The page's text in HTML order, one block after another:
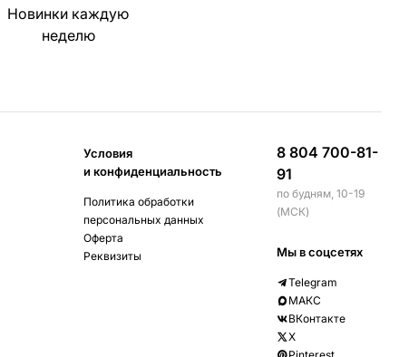
Новинки каждую
неделю
Условия
и конфиденциальность
Политика обработки
персональных данных
Оферта
Реквизиты
8 804 700-81-
91
по будням, 10-19
(МСК)
Мы в соцсетях
Telegram
МАКС
ВКонтакте
X